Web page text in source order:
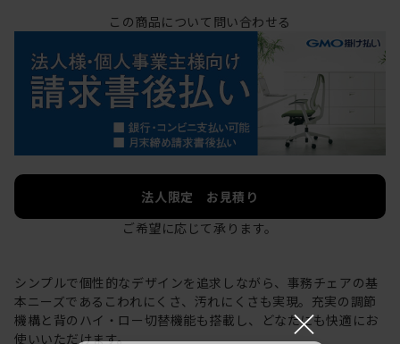
この商品について問い合わせる
法人限定 お見積り
ご希望に応じて承ります。
シンプルで個性的なデザインを追求しながら、事務チェアの基
本ニーズであるこわれにくさ、汚れにくさも実現。充実の調節
機構と背のハイ・ロー切替機能も搭載し、どなたにも快適にお
使いいただけます。
×